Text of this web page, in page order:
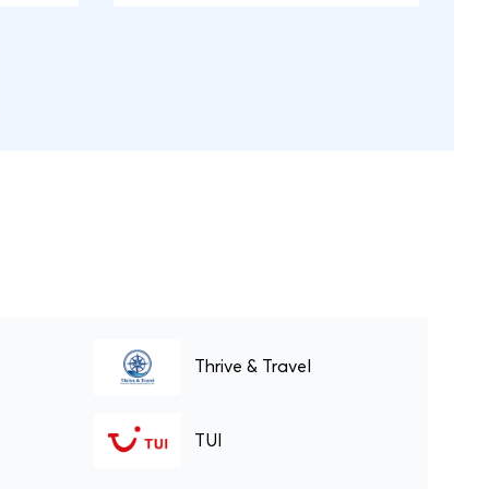
Thrive & Travel
TUI